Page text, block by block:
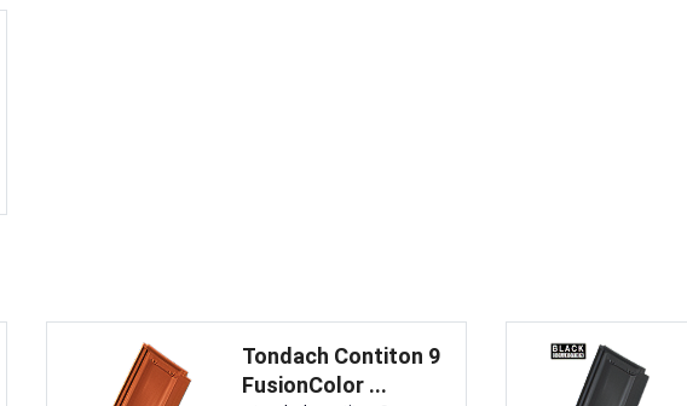
Tondach Contiton 9
FusionColor ...